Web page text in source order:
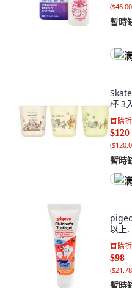
(
暫時
杯 3
首購
$120
(
暫時
以上
首購
$98
(
暫時